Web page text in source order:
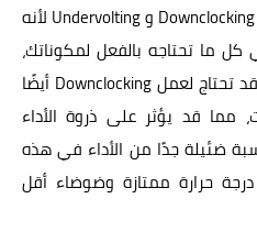
يجب أن تقرأ جيدًا عن عمليات الــ Downclocking و Undervolting لأنه
ما تحتاجه بالفعل لمكوناتك،
ولكن في بعض الحالات الأخرى قد تحتاج لعمل Downclocking أيضًا
مما قد يؤثر على ذروة الأداء
ضئيلة جدًا من الأداء في هذه
حرارة ممتازة وضوضاء أقل